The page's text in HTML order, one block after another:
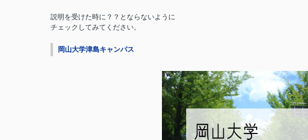
説明を受けた時に？？とならないように
チェックしてみてください。
岡山大学津島キャンパス